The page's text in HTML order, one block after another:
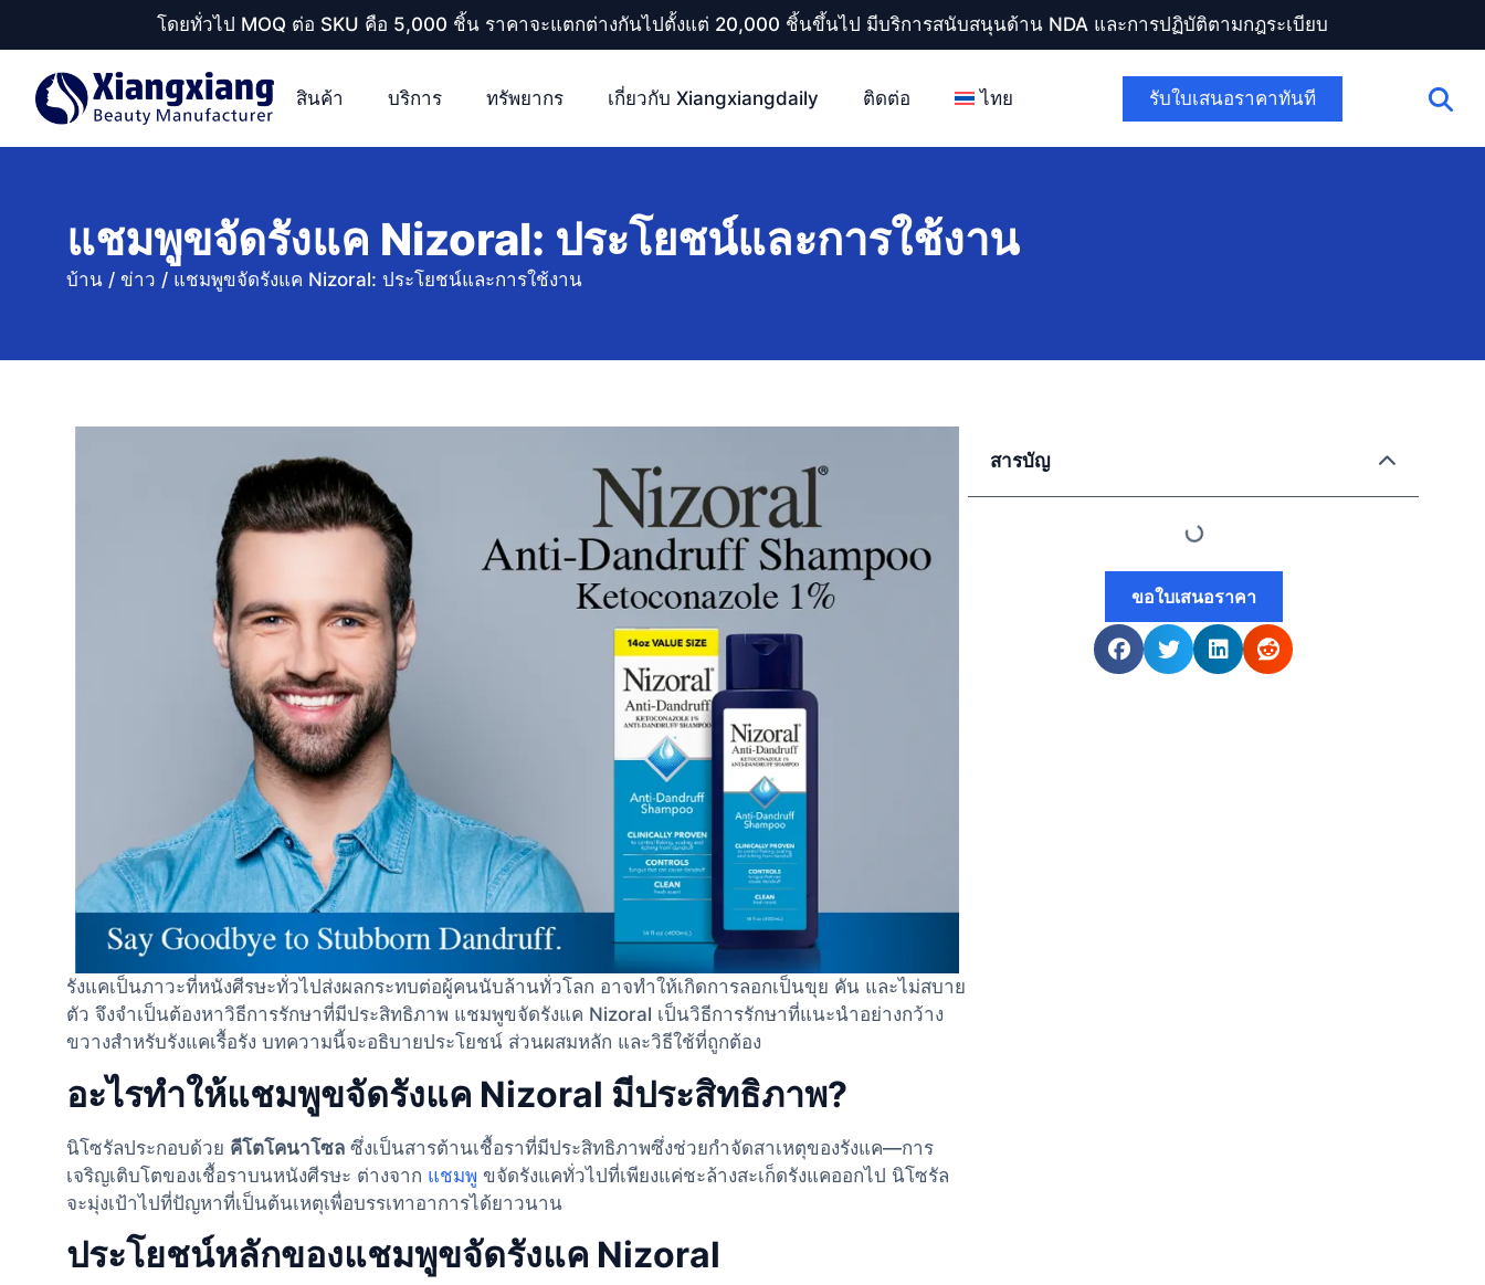
โดยทั่วไป MOQ ต่อ SKU คือ 5,000 ชิ้น ราคาจะแตกต่างกันไปตั้งแต่ 20,000 ชิ้นขึ้นไป มีบริการสนับสนุนด้าน NDA และการปฏิบัติตามกฎระเบียบ
สินค้า บริการ ทรัพยากร เกี่ยวกับ Xiangxiangdaily ติดต่อ ไทย รับใบเสนอราคาทันที
แชมพูขจัดรังแค Nizoral: ประโยชน์และการใช้งาน
บ้าน / ข่าว / แชมพูขจัดรังแค Nizoral: ประโยชน์และการใช้งาน
รังแคเป็นภาวะที่หนังศีรษะทั่วไปส่งผลกระทบต่อผู้คนนับล้านทั่วโลก อาจทำให้เกิดการลอกเป็นขุย คัน และไม่สบาย
ตัว จึงจำเป็นต้องหาวิธีการรักษาที่มีประสิทธิภาพ แชมพูขจัดรังแค Nizoral เป็นวิธีการรักษาที่แนะนำอย่างกว้าง
ขวางสำหรับรังแคเรื้อรัง บทความนี้จะอธิบายประโยชน์ ส่วนผสมหลัก และวิธีใช้ที่ถูกต้อง
อะไรทำให้แชมพูขจัดรังแค Nizoral มีประสิทธิภาพ?
นิโซรัลประกอบด้วย คีโตโคนาโซล ซึ่งเป็นสารต้านเชื้อราที่มีประสิทธิภาพซึ่งช่วยกำจัดสาเหตุของรังแค—การ
เจริญเติบโตของเชื้อราบนหนังศีรษะ ต่างจาก แชมพู ขจัดรังแคทั่วไปที่เพียงแค่ชะล้างสะเก็ดรังแคออกไป นิโซรัล
จะมุ่งเป้าไปที่ปัญหาที่เป็นต้นเหตุเพื่อบรรเทาอาการได้ยาวนาน
ประโยชน์หลักของแชมพูขจัดรังแค Nizoral
สารบัญ
ขอใบเสนอราคา